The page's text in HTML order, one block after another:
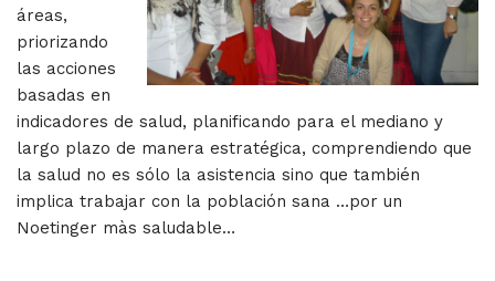
áreas,
priorizando
las acciones
basadas en
indicadores de salud, planificando para el mediano y
largo plazo de manera estratégica, comprendiendo que
la salud no es sólo la asistencia sino que también
implica trabajar con la población sana …por un
Noetinger màs saludable…